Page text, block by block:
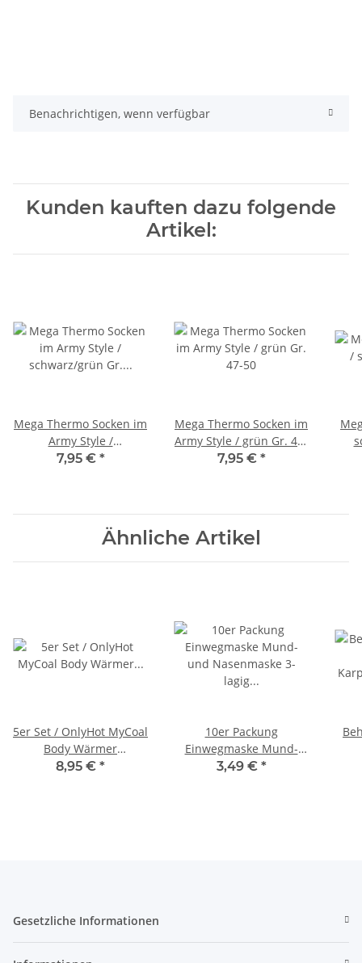
Benachrichtigen, wenn verfügbar
Kunden kauften dazu folgende
Artikel:
Mega Thermo Socken im
Army Style /
schwarz/grün Gr. 47-50
7,95 € *
Mega Thermo Socken im
Army Style / grün Gr. 47-
50
7,95 € *
Ähnliche Artikel
5er Set / OnlyHot MyCoal
Body Wärmer
Korperwärmer bis zu 12
8,95 € *
10er Packung
Einwegmaske Mund-
und Nasenmaske 3-lagig
3,49 € *
Gesetzliche Informationen